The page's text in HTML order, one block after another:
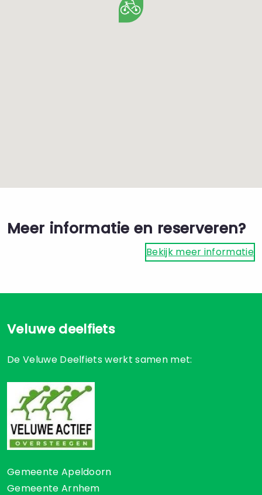
Meer informatie en reserveren?
Bekijk meer informatie
Veluwe deelfiets
De Veluwe Deelfiets werkt samen met:
Gemeente Apeldoorn
Gemeente Arnhem